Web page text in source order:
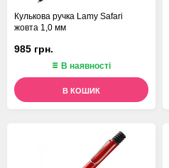
Кулькова ручка Lamy Safari
жовта 1,0 мм
985 грн.
В наявності
В КОШИК